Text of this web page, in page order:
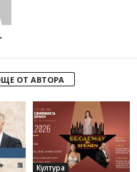
ОТ АВТОРА
Култура